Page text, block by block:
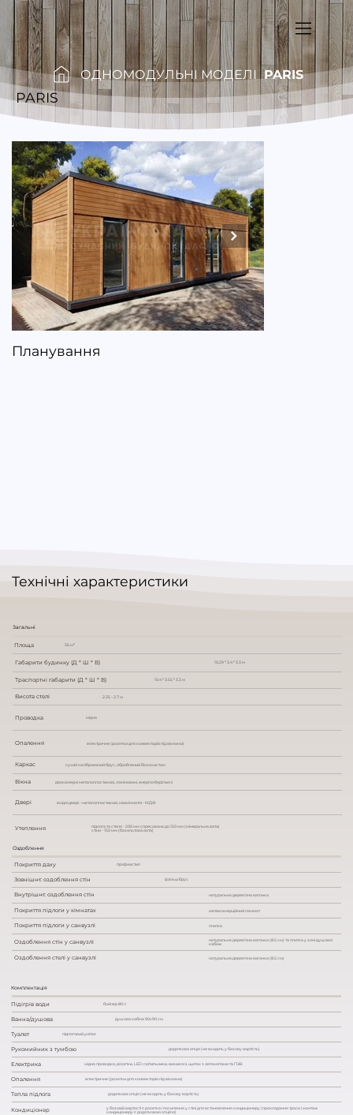
ОДНОМОДУЛЬНІ МОДЕЛІ PARIS
PARIS
Планування
Технічні характеристики
Загальні
Площа 35 м²
Габарити будинку (Д * Ш * В) 10.29 * 3.4 * 3.3 м
Траспортні габарити (Д * Ш * В) 10.4 * 3.55 * 3.3 м
Висота стелі 2.35 - 2.7 м
Проводка мідна
Опалення електричне (розетки для конвекторів під вікнами)
Утеплення
підлога та стеля - 200 мм спресована до 150 мм (мінеральна вата)
стіни - 150 мм (базальтова вата)
Каркас сухий калібрований брус, оброблений біозахистом
Вікна двокамерні металопластикові, ламіновані, енергозберігаючі
Двері вхідні двері - металопластикові, міжкімнатні - МДФ
Оздоблення
Покриття даху профнастил
Зовнішнє оздоблення стін фальшбрус
Внутрішнє оздоблення стін натуральна дерев'яна вагонка
Покриття підлоги у кімнатах напівкомерційний ламінат
Покриття підлоги у санвузлі плитка
Оздоблення стін у санвузлі
натуральна дерев'яна вагонка (8.5 см) та плитка у зоні душової
кабіни
Оздоблення стелі у санвузлі натуральна дерев'яна вагонка (8.5 см)
Комплектація
Підігрів води бойлер 80 л
Ванна/душова душова кабіна 90х90 см
Туалет підлоговий унітаз
Рукомийник з тумбою додаткова опція (не входить у базову вартість)
Електрика мідна проводка, розетки, LED-світильники, вимикачі, щиток з автоматами та ПЗВ
Опалення електричне (розетки для конвекторів під вікнами)
Тепла підлога додаткова опція (не входить у базову вартість)
Кондиціонер
у базовій вартості є розетка і посилення у стіні для встановлення кондиціонеру (прокладання траси і монтаж
кондиціонеру є додатковою опцією)